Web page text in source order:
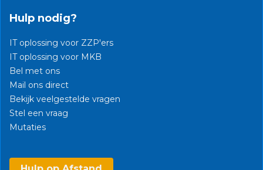
Hulp nodig?
IT oplossing voor ZZP'ers
IT oplossing voor MKB
Bel met ons
Mail ons direct
Bekijk veelgestelde vragen
Stel een vraag
Mutaties​